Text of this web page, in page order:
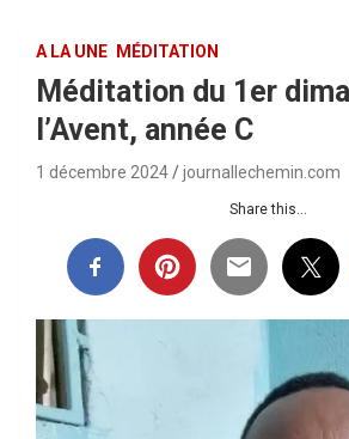
A LA UNE MÉDITATION
Méditation du 1er
l’Avent, année C
1 décembre 2024 journallechemin.com
Share this...